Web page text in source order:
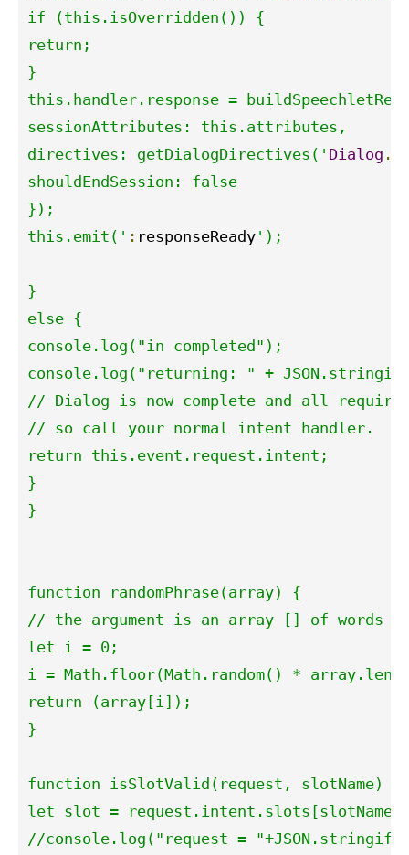
if (this.isOverridden()) {
return;
}
this.handler.response =
sessionAttributes: this.attributes,
directives: getDialogDirectives(' Dialog .
shouldEndSession: false
});
this.emit(' : responseReady ');
}
else {
console.log("in completed");
console.log("returning: " +
// Dialog is now complete and all
// so call your normal intent handler.
return this.event.request.intent;
}
}
function randomPhrase(array) {
// the argument is an array [] of words or
let i = 0;
i = Math.floor(Math.random() *
return (array[i]);
}
function isSlotValid(request, slotName) {
let slot =
//console.log("request =